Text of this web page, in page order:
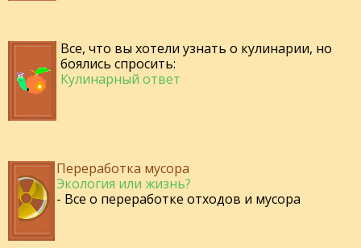
Все, что вы хотели узнать о кулинарии, но
боялись спросить:
Кулинарный ответ
Переработка мусора
Экология или жизнь?
- Все о переработке отходов и мусора